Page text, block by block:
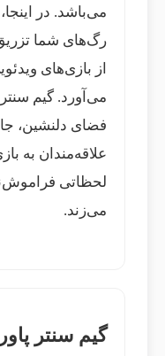
می‌باشد. در
رگ‌های شما
از بازی‌های
فضای دلنشین،
علاقه‌مندان به
لحظاتی
می‌زند.
گیم سنتر پاور